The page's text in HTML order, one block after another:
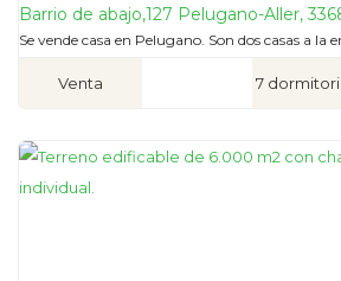
Barrio de abajo,127 Pelugano-Aller,
Se vende casa en Pelugano. Son dos casas a la
Venta 7